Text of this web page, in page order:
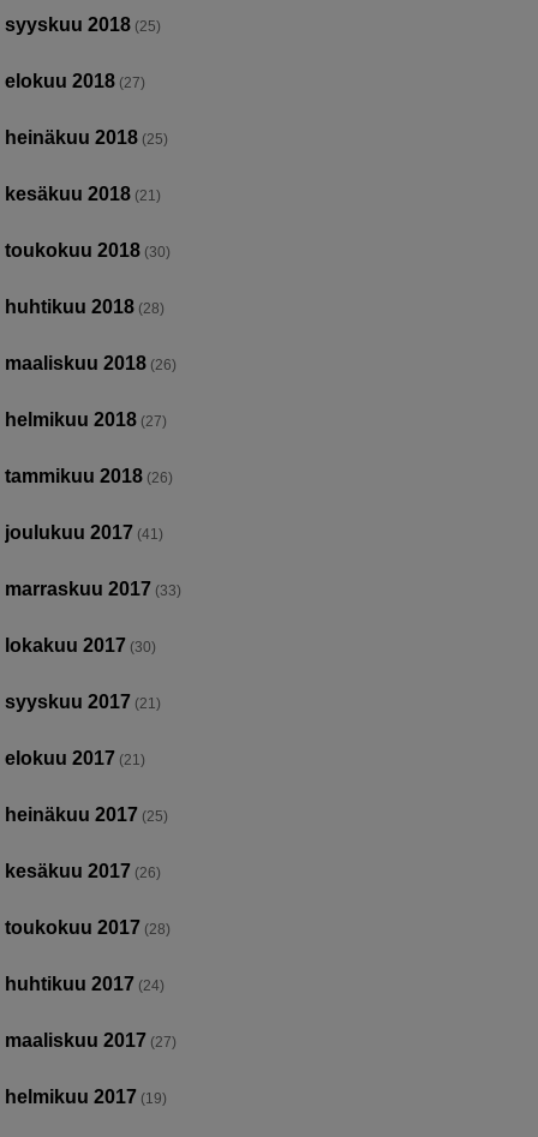
syyskuu 2018 (25)
elokuu 2018 (27)
heinäkuu 2018 (25)
kesäkuu 2018 (21)
toukokuu 2018 (30)
huhtikuu 2018 (28)
maaliskuu 2018 (26)
helmikuu 2018 (27)
tammikuu 2018 (26)
joulukuu 2017 (41)
marraskuu 2017 (33)
lokakuu 2017 (30)
syyskuu 2017 (21)
elokuu 2017 (21)
heinäkuu 2017 (25)
kesäkuu 2017 (26)
toukokuu 2017 (28)
huhtikuu 2017 (24)
maaliskuu 2017 (27)
helmikuu 2017 (19)